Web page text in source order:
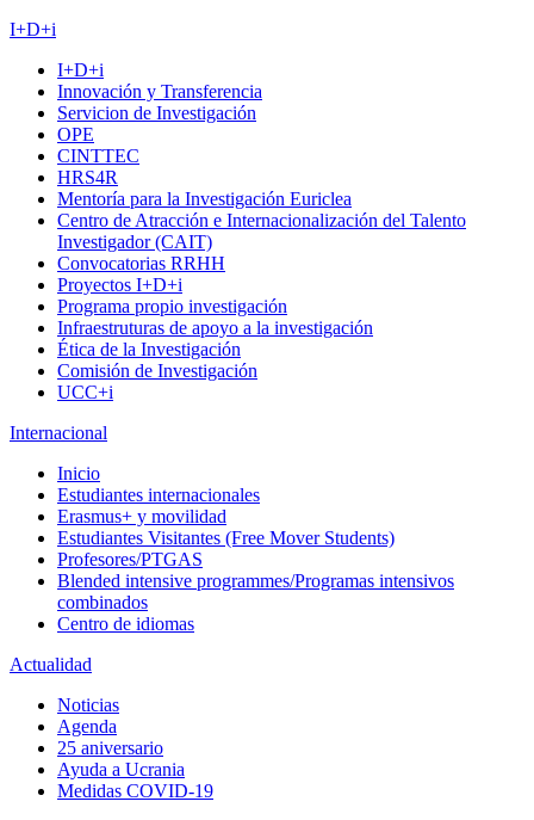
I+D+i
I+D+i
Innovación y Transferencia
Servicion de Investigación
OPE
CINTTEC
HRS4R
Mentoría para la Investigación Euriclea
Centro de Atracción e Internacionalización del Talento
Investigador (CAIT)
Convocatorias RRHH
Proyectos I+D+i
Programa propio investigación
Infraestruturas de apoyo a la investigación
Ética de la Investigación
Comisión de Investigación
UCC+i
Internacional
Inicio
Estudiantes internacionales
Erasmus+ y movilidad
Estudiantes Visitantes (Free Mover Students)
Profesores/PTGAS
Blended intensive programmes/Programas intensivos
combinados
Centro de idiomas
Actualidad
Noticias
Agenda
25 aniversario
Ayuda a Ucrania
Medidas COVID-19